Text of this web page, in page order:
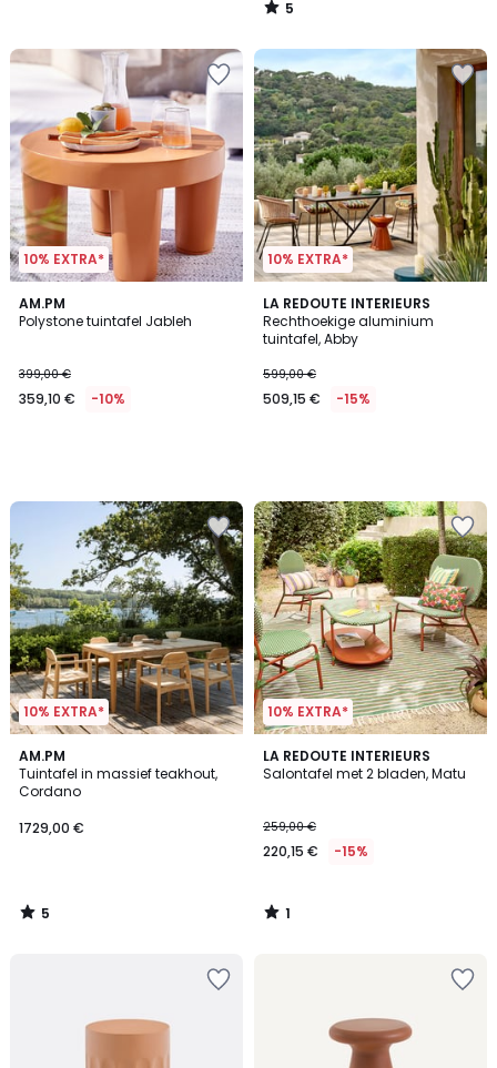
5
/
10% EXTRA*
AM.PM
Polystone tuintafel Jableh
399,00 €
359,10 € -10%
10% EXTRA*
LA REDOUTE INTERIEURS
Rechthoekige aluminium
tuintafel, Abby
599,00 €
509,15 € -15%
10% EXTRA*
AM.PM
Tuintafel in massief teakhout,
Cordano
1729,00 €
5
/
5
5
/
10% EXTRA*
LA REDOUTE INTERIEURS
Salontafel met 2 bladen, Matu
259,00 €
220,15 € -15%
1
/
1
/